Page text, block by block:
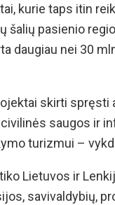
kurie taps itin
šalių pasienio
daugiau nei 30
skirti spręsti
saugos ir
turizmui –
Lietuvos ir
savivaldybių,